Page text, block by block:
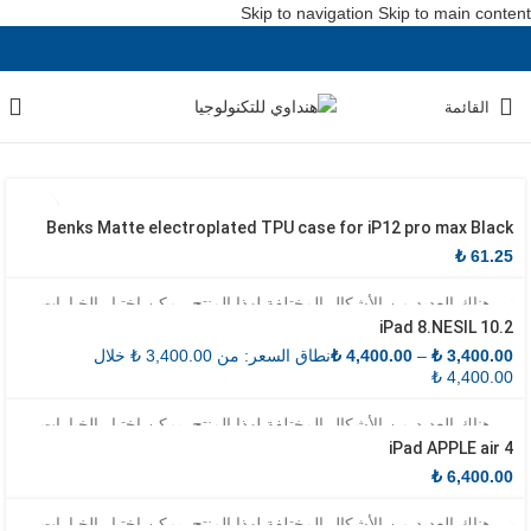
Skip to navigation Skip to main content
القائمة
Benks Matte electroplated TPU case for iP12 pro max Black
₺ 61.25
هناك العديد من الأشكال المختلفة لهذا المنتج. يمكن اختيار الخيارات
على صفحة المنتج
iPad 8.NESIL 10.2
₺ 3,400.00
–
₺ 4,400.00
نطاق السعر: من ⁦₺ 3,400.00⁩ خلال
هناك العديد من الأشكال المختلفة لهذا المنتج. يمكن اختيار الخيارات
على صفحة المنتج
iPad APPLE air 4
₺ 6,400.00
هناك العديد من الأشكال المختلفة لهذا المنتج. يمكن اختيار الخيارات